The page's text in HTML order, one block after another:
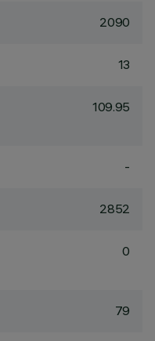
2090
13
109.95
-
2852
0
79